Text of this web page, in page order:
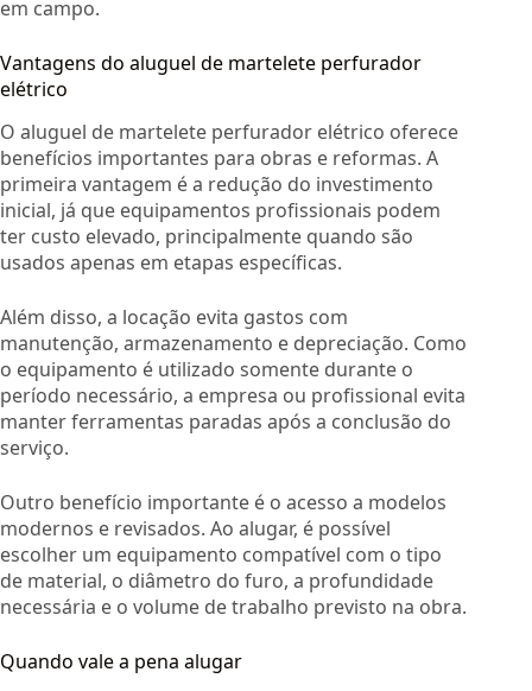
em campo.
Vantagens do aluguel de martelete perfurador
elétrico
O aluguel de martelete perfurador elétrico oferece
benefícios importantes para obras e reformas. A
primeira vantagem é a redução do investimento
inicial, já que equipamentos profissionais podem
ter custo elevado, principalmente quando são
usados apenas em etapas específicas.
Além disso, a locação evita gastos com
manutenção, armazenamento e depreciação. Como
o equipamento é utilizado somente durante o
período necessário, a empresa ou profissional evita
manter ferramentas paradas após a conclusão do
serviço.
Outro benefício importante é o acesso a modelos
modernos e revisados. Ao alugar, é possível
escolher um equipamento compatível com o tipo
de material, o diâmetro do furo, a profundidade
necessária e o volume de trabalho previsto na obra.
Quando vale a pena alugar